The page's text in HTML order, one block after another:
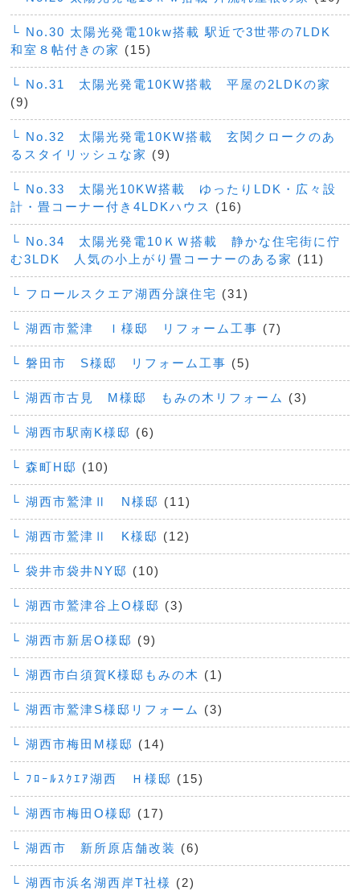
└ No.30 太陽光発電10kw搭載 駅近で3世帯の7LDK
和室８帖付きの家 (15)
└ No.31 太陽光発電10KW搭載 平屋の2LDKの家
(9)
└ No.32 太陽光発電10KW搭載 玄関クロークのあ
るスタイリッシュな家 (9)
└ No.33 太陽光10KW搭載 ゆったりLDK・広々設
計・畳コーナー付き4LDKハウス
(16)
└ No.34 太陽光発電10ＫＷ搭載 静かな住宅街に佇
む3LDK 人気の小上がり畳コーナーのある家 (11)
└ フロールスクエア湖西分譲住宅 (31)
└ 湖西市鷲津 Ｉ様邸 リフォーム工事 (7)
└ 磐田市 S様邸 リフォーム工事 (5)
└ 湖西市古見 M様邸 もみの木リフォーム (3)
└ 湖西市駅南K様邸 (6)
└ 森町H邸 (10)
└ 湖西市鷲津Ⅱ N様邸 (11)
└ 湖西市鷲津Ⅱ K様邸 (12)
└ 袋井市袋井NY邸 (10)
└ 湖西市鷲津谷上O様邸 (3)
└ 湖西市新居O様邸 (9)
└ 湖西市白須賀K様邸もみの木 (1)
└ 湖西市鷲津S様邸リフォーム (3)
└ 湖西市梅田M様邸 (14)
└ ﾌﾛｰﾙｽｸｴｱ湖西 Ｈ様邸 (15)
└ 湖西市梅田O様邸 (17)
└ 湖西市 新所原店舗改装 (6)
└ 湖西市浜名湖西岸T社様 (2)